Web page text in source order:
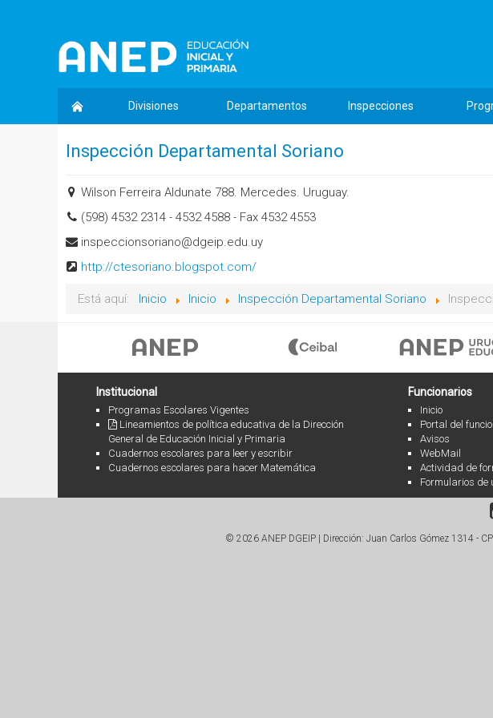
Divisiones Departamentos Inspecciones
Inspección Departamental Soriano
Wilson Ferreira Aldunate 788. Mercedes. Uruguay.
(598) 4532 2314 - 4532 4588 - Fax 4532 4553
inspeccionsoriano@dgeip.edu.uy
http://ctesoriano.blogspot.com/
Está aquí: Inicio Inicio Inspección Departamental Soriano
Institucional
Programas Escolares Vigentes
Lineamientos de política educativa de la Dirección
General de Educación Inicial y Primaria
Cuadernos escolares para leer y escribir
Cuadernos escolares para hacer Matemática
Funcionarios
Inicio
Portal del
Avisos
WebMail
Actividad de
Formularios de
© 2026 ANEP DGEIP | Dirección: Juan Carlos Gómez 1314 -